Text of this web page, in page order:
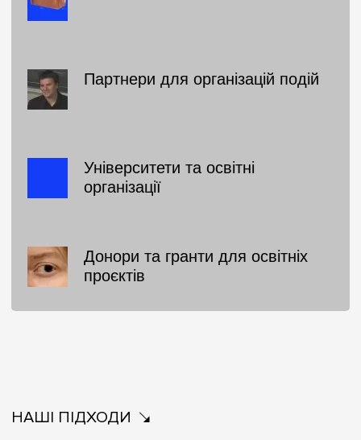
Партнери для організацій подій
Університети та освітні
організації
Донори та гранти для освітніх
проєктів
НАШІ ПІДХОДИ